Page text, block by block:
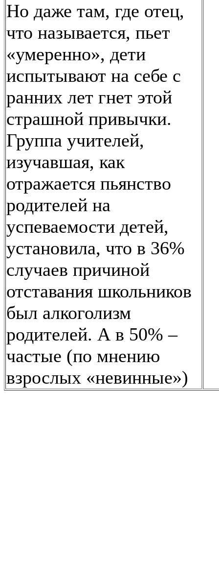
Но даже там, где отец,
что называется, пьет
«умеренно», дети
испытывают на себе с
ранних лет гнет этой
страшной привычки.
Группа учителей,
изучавшая, как
отражается пьянство
родителей на
успеваемости детей,
установила, что в 36%
случаев причиной
отставания школьников
был алкоголизм
родителей. А в 50% –
частые (по мнению
взрослых «невинные»)